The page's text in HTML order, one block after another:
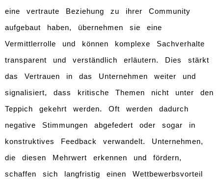
eine vertraute Beziehung zu ihrer Community
aufgebaut haben, übernehmen sie eine
Vermittlerrolle und können komplexe Sachverhalte
transparent und verständlich erläutern. Dies stärkt
das Vertrauen in das Unternehmen weiter und
signalisiert, dass kritische Themen nicht unter den
Teppich gekehrt werden. Oft werden dadurch
negative Stimmungen abgefedert oder sogar in
konstruktives Feedback verwandelt. Unternehmen,
die diesen Mehrwert erkennen und fördern,
schaffen sich langfristig einen Wettbewerbsvorteil